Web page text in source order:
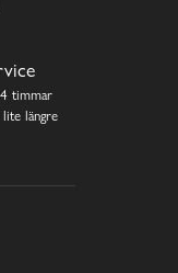
timmar
längre